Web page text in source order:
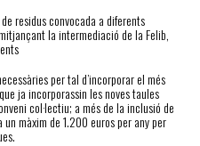
residus convocada a diferents
la intermediació de la Felib,
per tal d’incorporar el més
ja incorporassin les noves taules
col·lectiu; a més de la inclusió de
màxim de 1.200 euros per any per